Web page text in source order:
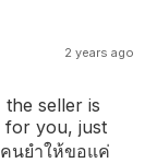
2 years ago
seller is
for you, just
นยำให้ขอแค่